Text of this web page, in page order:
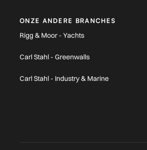
ONZE ANDERE BRANCHES
Rigg & Moor - Yachts
Carl Stahl - Greenwalls
Carl Stahl - Industry & Marine